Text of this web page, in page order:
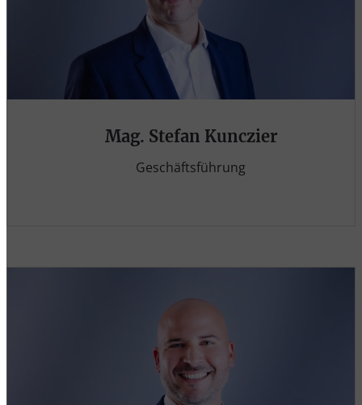
Mag. Stefan Kunczier
Geschäftsführung